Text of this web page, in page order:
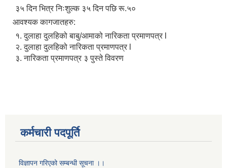
३५ दिन भित्र निःशुल्क ३५ दिन पछि रू.५०
आवश्यक कागजातहरु:
१. दुलाहा दुलहिको बाबु/आमाको नारिकता प्रमाणपत्र l
२. दुलाहा दुलहिको नारिकता प्रमाणपत्र l
३. नारिकता प्रमाणपत्र ३ पुस्ते विवरण
कर्मचारी पदपूर्ति
विज्ञापन गरिएको सम्बन्धी सूचना ।।